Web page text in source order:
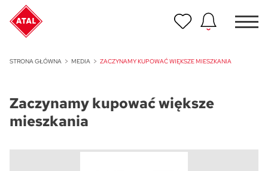
STRONA GŁÓWNA MEDIA ZACZYNAMY KUPOWAĆ WIĘKSZE MIESZKANIA
Zaczynamy kupować większe
mieszkania
ATAL Unii Lubelskiej w Poznaniu
ATAL Ville przy Białej
Program Poleceń ATAL